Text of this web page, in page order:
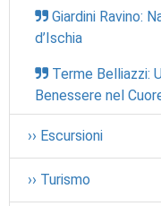
Giardini Ravino:
d’Ischia
Terme Belliazzi:
Benessere nel
›› Escursioni
›› Turismo